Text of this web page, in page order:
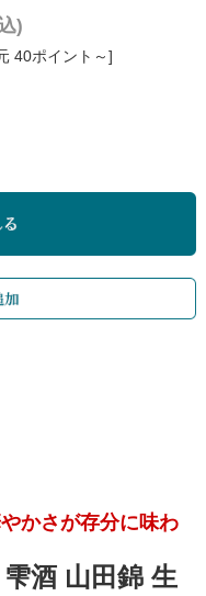
)
40ポイント～]
かさが存分に味わ
酒 山田錦 生